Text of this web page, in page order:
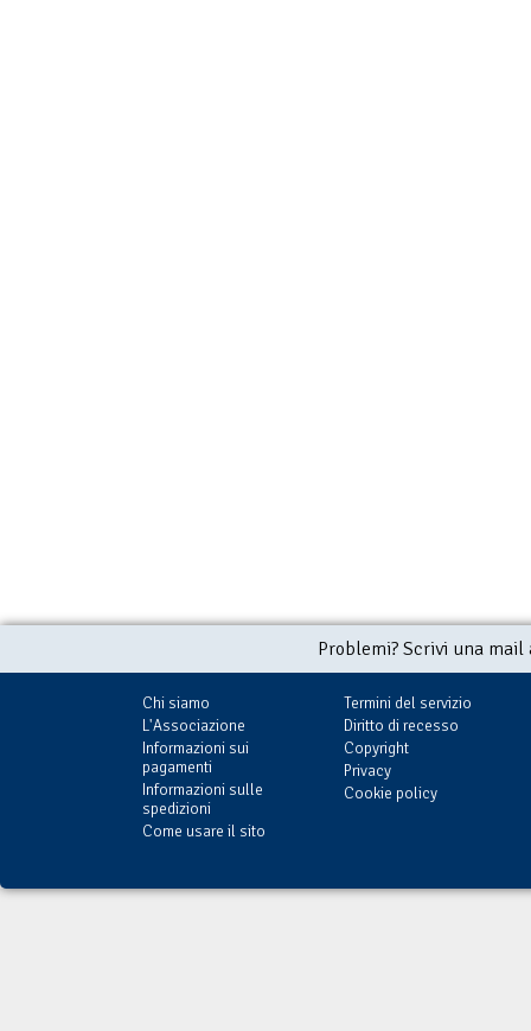
Problemi? Scrivi una
Chi siamo
L'Associazione
Informazioni sui
pagamenti
Informazioni sulle
spedizioni
Come usare il sito
Termini del servizio
Diritto di recesso
Copyright
Privacy
Cookie policy